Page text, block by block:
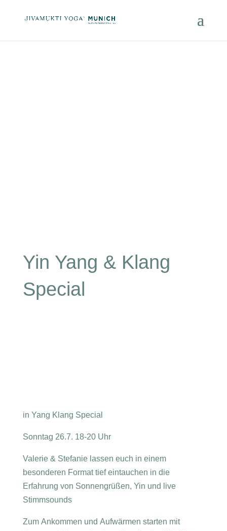
Yin Yang & Klang
Special
in Yang Klang Special
Sonntag 26.7. 18-20 Uhr
Valerie & Stefanie lassen euch in einem
besonderen Format tief eintauchen in die
Erfahrung von Sonnengrüßen, Yin und live
Stimmsounds
Zum Ankommen und Aufwärmen starten mit